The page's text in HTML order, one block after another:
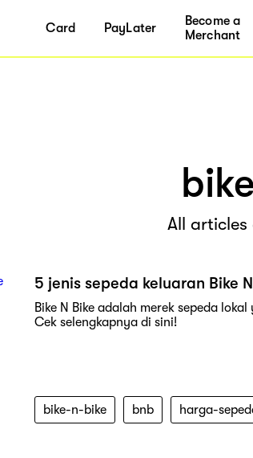
Card PayLater
Become a
Merchant
All articles
5 jenis sepeda keluaran Bike
Bike N Bike adalah merek sepeda
Cek selengkapnya di sini!
bike-n-bike bnb harga-